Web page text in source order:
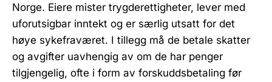
Norge. Eiere mister trygderettigheter, lever med
uforutsigbar inntekt og er særlig utsatt for det
høye sykefraværet. I tillegg må de betale skatter
og avgifter uavhengig av om de har penger
tilgjengelig, ofte i form av forskuddsbetaling før